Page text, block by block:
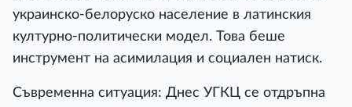
украинско-белоруско население в латинския
културно-политически модел. Това беше
инструмент на асимилация и социален натиск.
Съвременна ситуация: Днес УГКЦ се отдръпна